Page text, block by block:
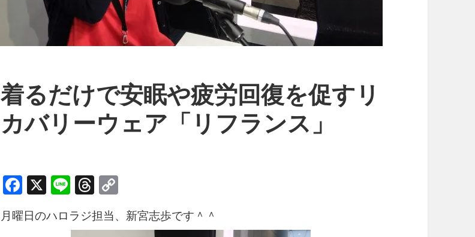
着るだけで安眠や疲労回復を促すリ
カバリーウェア「リフランス」
F
a
c
X Li
e
T
h
re
o
p
月曜日のハロラジ担当、新宮志歩です＾＾